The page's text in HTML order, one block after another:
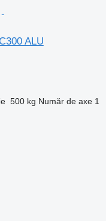
ALU
500 kg Număr de axe 1